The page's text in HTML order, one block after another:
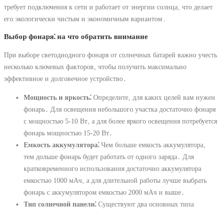
требует подключения к сети и работает от энергии солнца‚ что делает
его экологически чистым и экономичным вариантом․
Выбор фонаря⁚ на что обратить внимание
При выборе светодиодного фонаря от солнечных батарей важно учесть
несколько ключевых факторов‚ чтобы получить максимально
эффективное и долговечное устройство․
Мощность и яркость⁚ Определите‚ для каких целей вам нужен
фонарь․ Для освещения небольшого участка достаточно фонаря
с мощностью 5-10 Вт‚ а для более яркого освещения потребуется
фонарь мощностью 15-20 Вт․
Емкость аккумулятора⁚ Чем больше емкость аккумулятора‚
тем дольше фонарь будет работать от одного заряда․ Для
кратковременного использования достаточно аккумулятора
емкостью 1000 мАч‚ а для длительной работы лучше выбрать
фонарь с аккумулятором емкостью 2000 мАч и выше․
Тип солнечной панели⁚ Существуют два основных типа